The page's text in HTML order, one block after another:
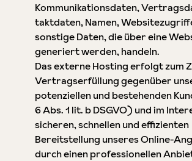
Kommunikationsdaten,
taktdaten, Namen,
sonstige Daten, die über eine
generiert werden, handeln.
Das externe Hosting erfolgt zum
Vertragserfüllung gegenüber
potenziellen und bestehenden
6 Abs. 1 lit. b DSGVO) und im
sicheren, schnellen und effizienten
Bereitstellung unseres Online-
durch einen professionellen